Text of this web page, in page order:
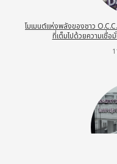
โมเมนต์แห่งพลังของชาว
ที่เต็มไปด้วยความเชื่อ